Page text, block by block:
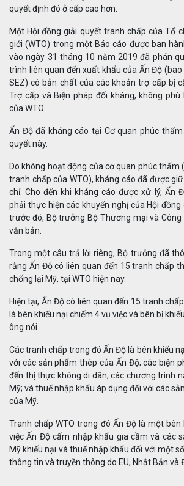
quyết định đó ở cấp cao hơn.
Một Hội đồng giải quyết tranh chấp của Tổ
giới (WTO) trong một Báo cáo được ban
vào ngày 31 tháng 10 năm 2019 đã phán
trình liên quan đến xuất khẩu của Ấn Độ
SEZ) có bản chất của các khoản trợ cấp bị
Trợ cấp và Biện pháp đối kháng, không
của WTO.
Ấn Độ đã kháng cáo tại Cơ quan phúc thẩm
quyết này.
Do không hoạt động của cơ quan phúc thẩm
tranh chấp của WTO), kháng cáo đã được
chỉ. Cho đến khi kháng cáo được xử lý, Ấn
phải thực hiện các khuyến nghị của Hội
trước đó, Bộ trưởng Bộ Thương mại và
văn bản.
Trong một câu trả lời riêng, Bộ trưởng đã
rằng Ấn Độ có liên quan đến 15 tranh chấp
chống lại Mỹ, tại WTO hiện nay.
Hiện tại, Ấn Độ có liên quan đến 15 tranh
là bên khiếu nại chiếm 4 vụ việc và bên bị
ông nói.
Các tranh chấp trong đó Ấn Độ là bên khiếu
với các sản phẩm thép của Ấn Độ; các biện
đến thị thực không di dân; các chương trình
Mỹ; và thuế nhập khẩu áp dụng đối với các
của Mỹ.
Tranh chấp WTO trong đó Ấn Độ là một bên
việc Ấn Độ cấm nhập khẩu gia cầm và các
Mỹ khiếu nại và thuế nhập khẩu đối với một
thông tin và truyền thông do EU, Nhật Bản và